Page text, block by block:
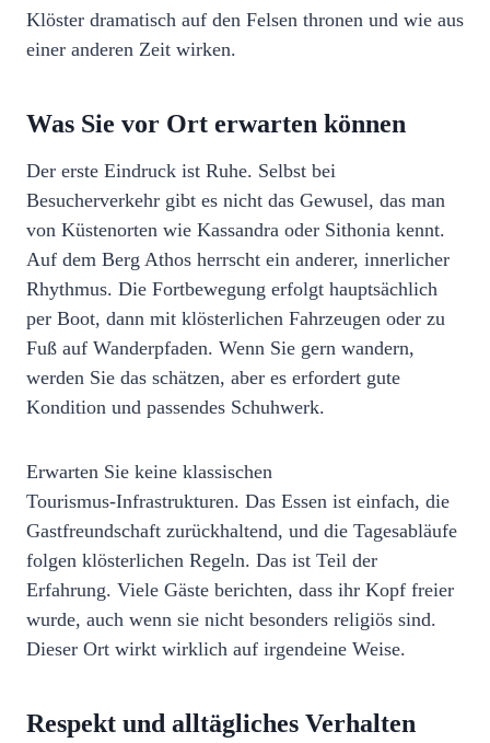
Klöster dramatisch auf den Felsen thronen und wie aus
einer anderen Zeit wirken.
Was Sie vor Ort erwarten können
Der erste Eindruck ist Ruhe. Selbst bei
Besucherverkehr gibt es nicht das Gewusel, das man
von Küstenorten wie Kassandra oder Sithonia kennt.
Auf dem Berg Athos herrscht ein anderer, innerlicher
Rhythmus. Die Fortbewegung erfolgt hauptsächlich
per Boot, dann mit klösterlichen Fahrzeugen oder zu
Fuß auf Wanderpfaden. Wenn Sie gern wandern,
werden Sie das schätzen, aber es erfordert gute
Kondition und passendes Schuhwerk.
Erwarten Sie keine klassischen
Tourismus‑Infrastrukturen. Das Essen ist einfach, die
Gastfreundschaft zurückhaltend, und die Tagesabläufe
folgen klösterlichen Regeln. Das ist Teil der
Erfahrung. Viele Gäste berichten, dass ihr Kopf freier
wurde, auch wenn sie nicht besonders religiös sind.
Dieser Ort wirkt wirklich auf irgendeine Weise.
Respekt und alltägliches Verhalten